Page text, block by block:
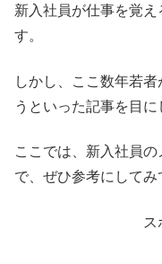
新入社員が仕事を覚
す。
しかし、ここ数年若
うといった記事を目に
ここでは、新入社員
で、ぜひ参考にしてみ
ス